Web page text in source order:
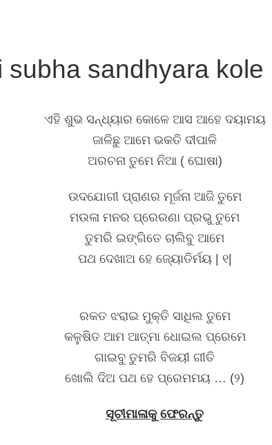
subha sandhyara kole
ଏହି ଶୁଭ ସନ୍ଧ୍ୟାର କୋଳେ ଆସ ଆହେ ଦୟାମୟ
ଜାଳିଛୁ ଆମେ ଭକତି ଦୀପାଳି
ଅରଚନା ତୁମେ ନିଆ ( ଘୋଷା)
ଉଦଯୋଗୀ ପ୍ରାଣର ମୂର୍ଜନା ଆଜି ତୁମେ
ମଉଳା ମନର ପ୍ରେରଣା ପ୍ରଭୁ ତୁମେ
ତୁମରି ଇଙ୍ଗିତେ ଚାଲିବୁ ଆମେ
ପଥ ଦେଖାଅ ହେ ଜ୍ୟୋତିର୍ମୟ | ୧|
ରକତ ଝରାଇ ମୁକ୍ତି ସାଧିଲ ତୁମେ
କଳୁଷିତ ଆମ ଆତ୍ମା ଧୋଇଲ ପ୍ରେମେ
ଗାଇବୁ ତୁମରି ବିଜୟୀ ଗୀତି
ଖୋଲି ଦିଅ ପଥ ହେ ପ୍ରେମମୟ … (୨)
ସୂଚୀମାଳାକୁ ଫେରନ୍ତୁ